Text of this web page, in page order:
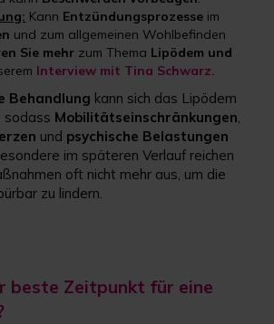
Kann Entzündungsprozesse im
und zum allgemeinen Wohlbefinden
Sie mehr zum Thema Lipödem und
Interview mit Tina Schwarz.
Behandlung kann sich das Lipödem
, sodass Mobilitätseinschränkungen,
und psychische Belastungen
im späteren Verlauf reichen
oft nicht mehr aus, um die
zu lindern.
beste Zeitpunkt für eine